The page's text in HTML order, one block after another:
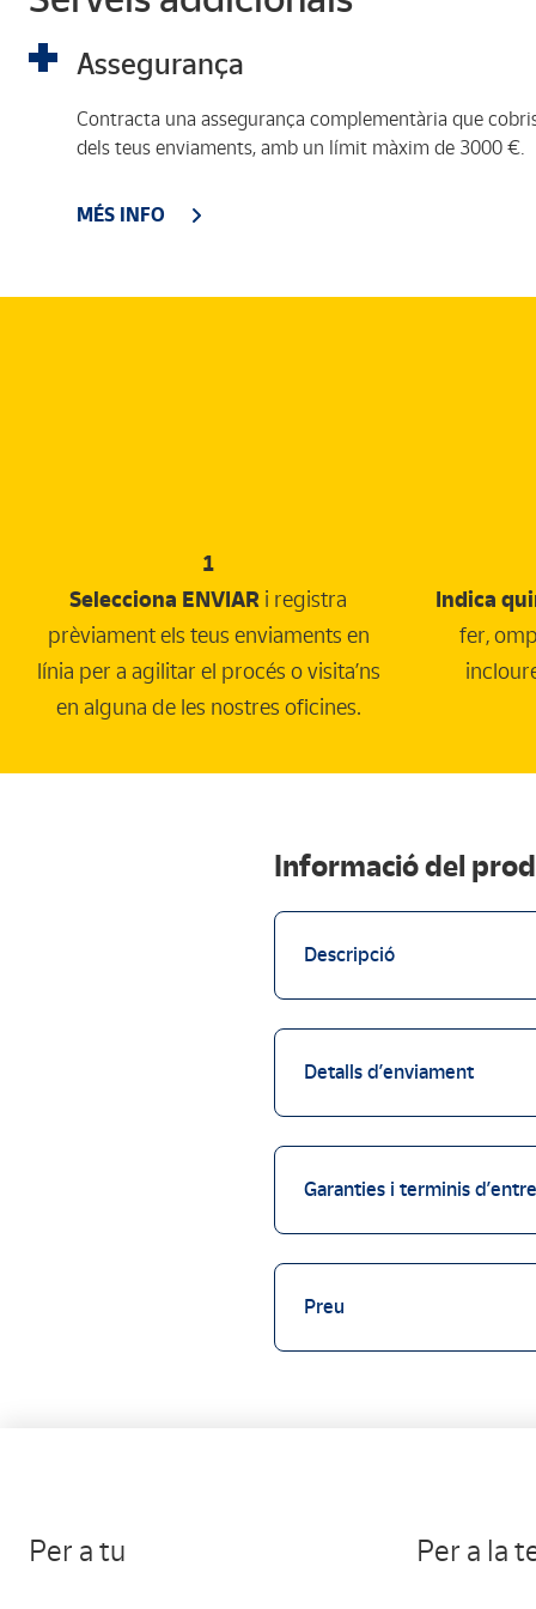
Assegurança
Contracta una assegurança complementària que
dels teus enviaments, amb un límit màxim de 3000 €.
MÉS INFO
1
Selecciona ENVIAR i registra
prèviament els teus enviaments en
línia per a agilitar el procés o visita’ns
en alguna de les nostres oficines.
Indica
fer,
Informació del
Descripció
Detalls d’enviament
Garanties i terminis
Preu
Per a tu Per a la